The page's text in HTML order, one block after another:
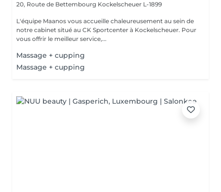
20, Route de Bettembourg Kockelscheuer L-1899
L'équipe Maanos vous accueille chaleureusement au sein de
notre cabinet situé au CK Sportcenter à Kockelscheuer. Pour
vous offrir le meilleur service,...
Massage + cupping
Massage + cupping